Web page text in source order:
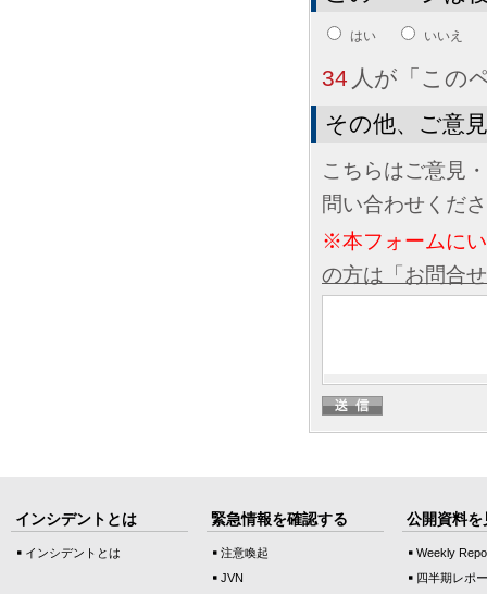
はい いいえ
34 人が「この
その他、ご意
こちらはご意見
問い合わせくだ
※本フォームに
の方は「お問合
インシデントとは
インシデントとは
緊急情報を確認する
注意喚起
JVN
公開資料を
Weekly
四半期レポ